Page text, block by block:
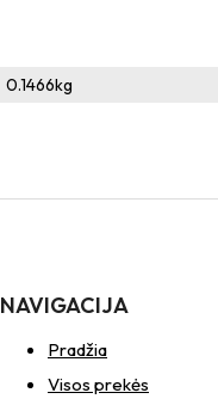
0.1466kg
NAVIGACIJA
Pradžia
Visos prekės